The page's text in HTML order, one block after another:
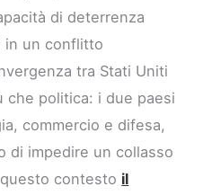
di deterrenza
in un conflitto
tra Stati Uniti
che politica: i due paesi
commercio e difesa,
di impedire un collasso
contesto il